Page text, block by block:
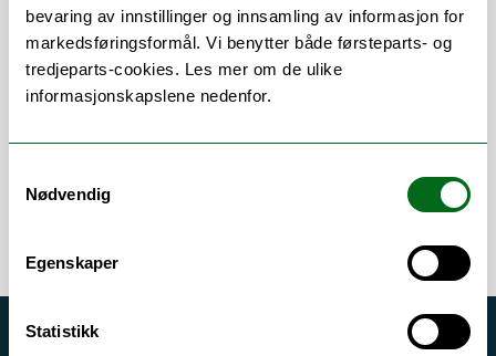
bevaring av innstillinger og innsamling av informasjon for
markedsføringsformål. Vi benytter både førsteparts- og
tredjeparts-cookies. Les mer om de ulike
informasjonskapslene nedenfor.
Nødvendig
Egenskaper
Statistikk
Om
Forskning og undervisning
Publikasjoner
Her finner du meg